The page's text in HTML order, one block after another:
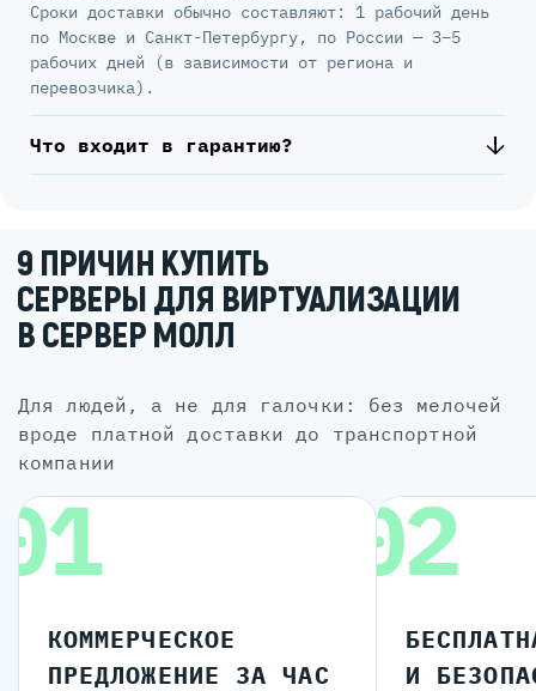
Сроки доставки обычно составляют: 1 рабочий день
по Москве и Санкт-Петербургу, по России — 3–5
рабочих дней (в зависимости от региона и
перевозчика).
Что входит в гарантию?
9 ПРИЧИН КУПИТЬ
СЕРВЕРЫ ДЛЯ ВИРТУАЛИЗАЦИИ
В СЕРВЕР МОЛЛ
для людей, а не для галочки: без мелочей
вроде платной доставки до транспортной
компании
КОММЕРЧЕСКОЕ
ПРЕДЛОЖЕНИЕ ЗА ЧАС
02
И